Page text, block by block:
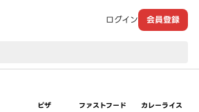
ログイン 会員登録
ピザ ファストフード カレーライス